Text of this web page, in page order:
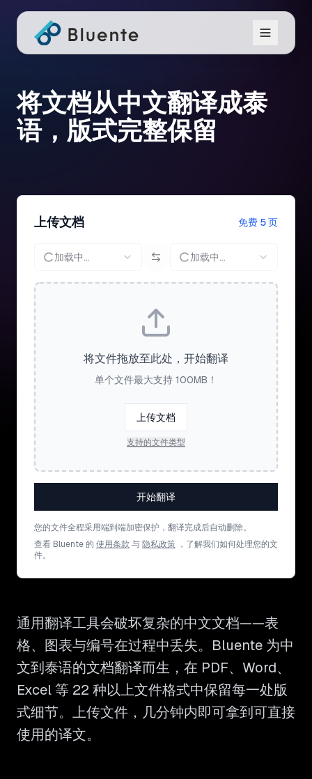
将文档从中文翻译成泰
语，版式完整保留
上传文档 免费 5 页
加载中... 加载中...
将文件拖放至此处，开始翻译
单个文件最大支持 100MB！
上传文档
支持的文件类型
开始翻译
您的文件全程采用端到端加密保护，翻译完成后自动删除。
查看 Bluente 的 使用条款 与隐私政策 ，了解我们如何处理您的文
件。
通用翻译工具会破坏复杂的中文文档——表
格、图表与编号在过程中丢失。Bluente 为中
文到泰语的文档翻译而生，在 PDF、Word、
Excel 等 22 种以上文件格式中保留每一处版
式细节。上传文件，几分钟内即可拿到可直接
使用的译文。